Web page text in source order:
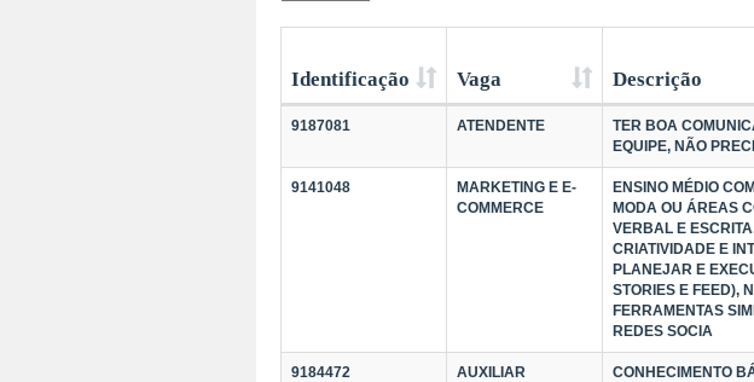
Identificação Vaga Descrição
9187081 ATENDENTE
TER BOA
EQUIPE, NÃO
9141048
MARKETING E E-
COMMERCE
ENSINO MÉDIO
MODA OU ÁREAS
VERBAL E
CRIATIVIDADE E
PLANEJAR E
STORIES E FEED),
FERRAMENTAS
REDES SOCIA
9184472
AUXILIAR
CONHECIMENTO